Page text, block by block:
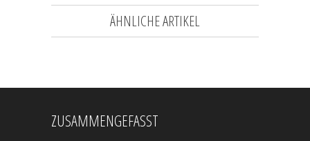
ÄHNLICHE ARTIKEL
ZUSAMMENGEFASST